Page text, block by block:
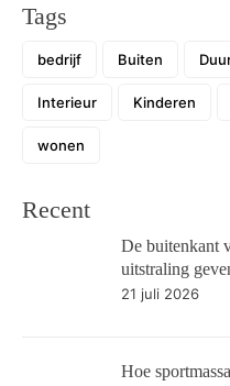
Tags
bedrijf Buiten
Interieur Kinderen
wonen
Recent
De buitenkant
uitstraling
21 juli 2026
Hoe